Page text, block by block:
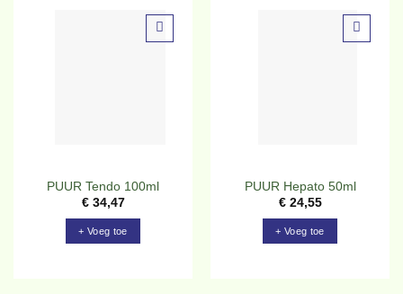
PUUR Tendo 100ml
€34,47
+ Voeg toe
PUUR Hepato 50ml
€24,55
+ Voeg toe